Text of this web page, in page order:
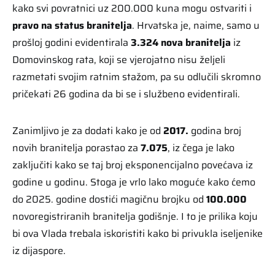
kako svi povratnici uz 200.000 kuna mogu ostvariti i
pravo na status branitelja. Hrvatska je, naime, samo u
prošloj godini evidentirala 3.324 nova branitelja iz
Domovinskog rata, koji se vjerojatno nisu željeli
razmetati svojim ratnim stažom, pa su odlučili skromno
pričekati 26 godina da bi se i službeno evidentirali.
Zanimljivo je za dodati kako je od 2017. godina broj
novih branitelja porastao za 7.075, iz čega je lako
zaključiti kako se taj broj eksponencijalno povećava iz
godine u godinu. Stoga je vrlo lako moguće kako ćemo
do 2025. godine dostići magičnu brojku od 100.000
novoregistriranih branitelja godišnje. I to je prilika koju
bi ova Vlada trebala iskoristiti kako bi privukla iseljenike
iz dijaspore.